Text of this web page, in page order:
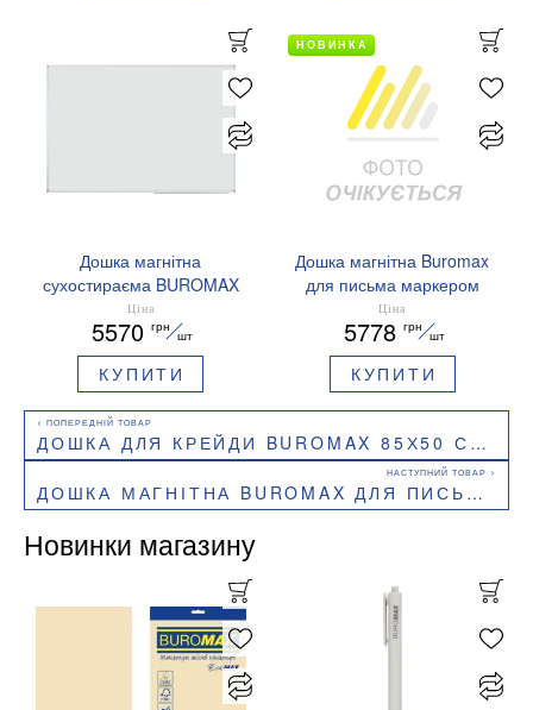
Дошка магнітна
сухостираєма BUROMAX
BM.0005 алюмінієва
рамка 100х150 см
Ціна
5570 грн
шт
КУПИТИ
Дошка магнітна Buromax
для письма маркером
120х200см алюмінієва
рамка BM.0007
Ціна
5778 грн
шт
КУПИТИ
НОВИНКА
ДОШКА ДЛЯ КРЕЙДИ BUROMAX 85Х50 СМ ОДИНАРНА ЧОРНА РАМКА BM.0060
ДОШКА МАГНІТНА BUROMAX ДЛЯ ПИСЬМА МАРКЕРОМ 100Х200СМ АЛЮМІНІЄВА РАМКА BM.0006І
Новинки магазину